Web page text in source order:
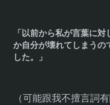
「以前から私が言葉に
か自分が壊れてしまうの
した。」
（可能跟我不擅言詞